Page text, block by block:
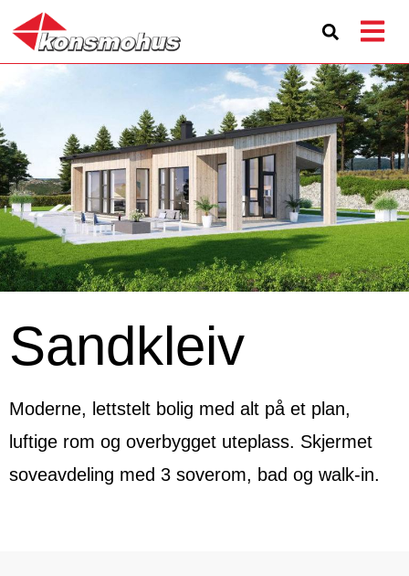
Sandkleiv
Moderne, lettstelt bolig med alt på et plan,
luftige rom og overbygget uteplass. Skjermet
soveavdeling med 3 soverom, bad og walk-in.